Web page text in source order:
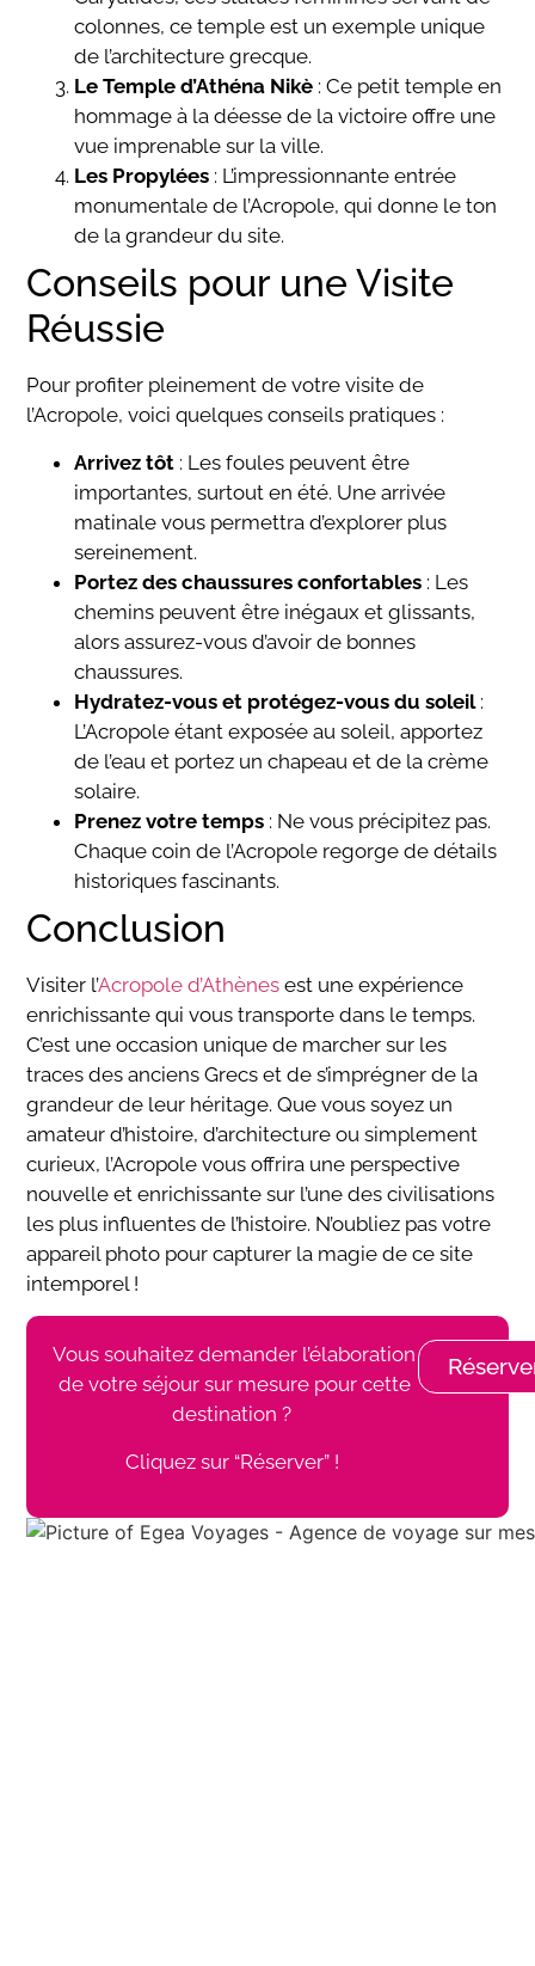
colonnes, ce temple est un exemple unique
de l’architecture grecque.
Le Temple d’Athéna Nikè : Ce petit temple en
hommage à la déesse de la victoire offre une
vue imprenable sur la ville.
Les Propylées : L’impressionnante entrée
monumentale de l’Acropole, qui donne le ton
de la grandeur du site.
Conseils pour une Visite
Réussie
Pour profiter pleinement de votre visite de
l’Acropole, voici quelques conseils pratiques :
Arrivez tôt : Les foules peuvent être
importantes, surtout en été. Une arrivée
matinale vous permettra d’explorer plus
sereinement.
Portez des chaussures confortables : Les
chemins peuvent être inégaux et glissants,
alors assurez-vous d’avoir de bonnes
chaussures.
Hydratez-vous et protégez-vous du soleil:
L’Acropole étant exposée au soleil, apportez
de l’eau et portez un chapeau et de la crème
solaire.
Prenez votre temps : Ne vous précipitez pas.
Chaque coin de l’Acropole regorge de détails
historiques fascinants.
Conclusion
Visiter l’Acropole d’Athènes est une expérience
enrichissante qui vous transporte dans le temps.
C’est une occasion unique de marcher sur les
traces des anciens Grecs et de s’imprégner de la
grandeur de leur héritage. Que vous soyez un
amateur d’histoire, d’architecture ou simplement
curieux, l’Acropole vous offrira une perspective
nouvelle et enrichissante sur l’une des civilisations
les plus influentes de l’histoire. N’oubliez pas votre
appareil photo pour capturer la magie de ce site
intemporel !
Vous souhaitez demander l’élaboration
de votre séjour sur mesure pour cette
destination ?
Cliquez sur “Réserver” !